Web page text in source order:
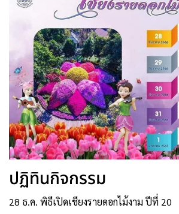
ปฏิทินกิจกรรม
28 ธ.ค. พิธีเปิดเชียงรายดอกไม้งาม ปีที่ 20